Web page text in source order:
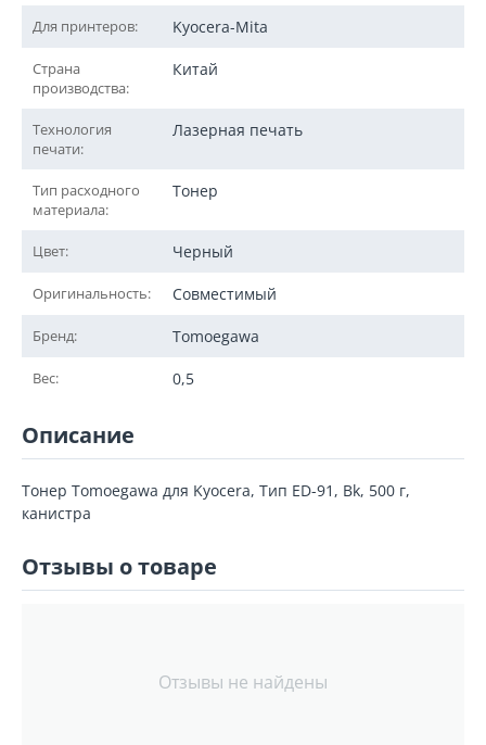
Для принтеров: Kyocera-Mita
Страна
производства:
Китай
Технология
печати:
Лазерная печать
Тип расходного
материала:
Тонер
Цвет: Черный
Оригинальность: Совместимый
Бренд: Tomoegawa
Вес: 0,5
Описание
Тонер Tomoegawa для Kyocera, Тип ED-91, Bk, 500 г,
канистра
Отзывы о товаре
Отзывы не найдены